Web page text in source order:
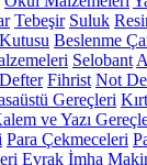
Tebeşir Suluk
Beslenme
Selobant
Fihrist Not
Gereçleri
ve Yazı
Para Çekmeceleri
Evrak İmha